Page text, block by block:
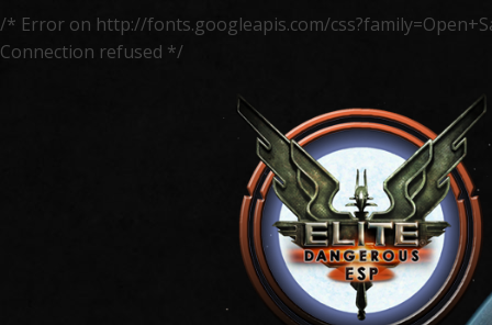
/* Error on http://fonts.googleapis.com/
Connection refused */